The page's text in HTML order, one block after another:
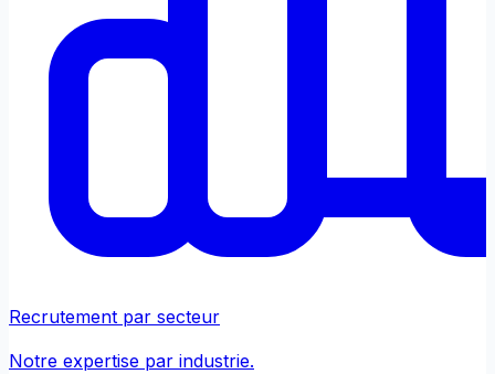
Recrutement par secteur
Notre expertise par industrie.